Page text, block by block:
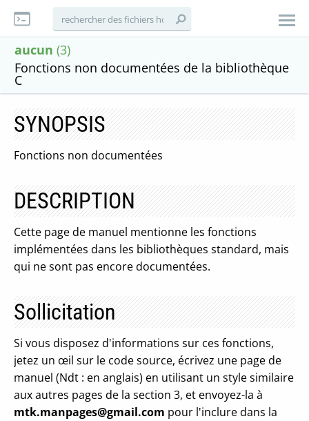
aucun (3)
Fonctions non documentées de la bibliothèque
C
SYNOPSIS
Fonctions non documentées
DESCRIPTION
Cette page de manuel mentionne les fonctions
implémentées dans les bibliothèques standard, mais
qui ne sont pas encore documentées.
Sollicitation
Si vous disposez d'informations sur ces fonctions,
jetez un œil sur le code source, écrivez une page de
manuel (Ndt : en anglais) en utilisant un style similaire
aux autres pages de la section 3, et envoyez-la à
mtk.manpages@gmail.com pour l'inclure dans la